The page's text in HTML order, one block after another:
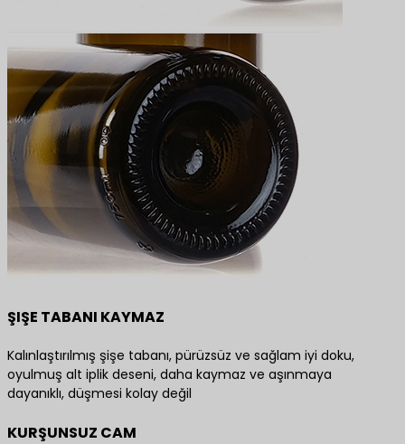
ŞIŞE TABANI KAYMAZ
Kalınlaştırılmış şişe tabanı, pürüzsüz ve sağlam iyi doku,
oyulmuş alt iplik deseni, daha kaymaz ve aşınmaya
dayanıklı, düşmesi kolay değil
KURŞUNSUZ CAM